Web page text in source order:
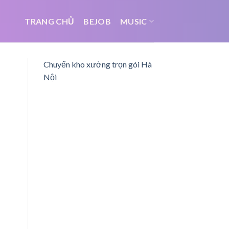
TRANG CHỦ BEJOB MUSIC
Chuyển kho xưởng trọn gói Hà
Nội